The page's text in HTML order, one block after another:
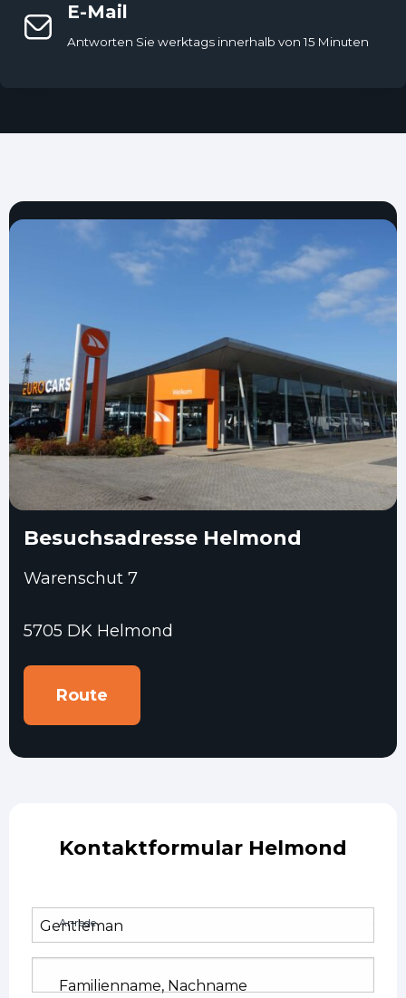
E-Mail
Antworten Sie werktags innerhalb von 15 Minuten
Besuchsadresse Helmond
Warenschut 7
5705 DK Helmond
Route
Kontaktformular Helmond
Anrede
Familienname, Nachname